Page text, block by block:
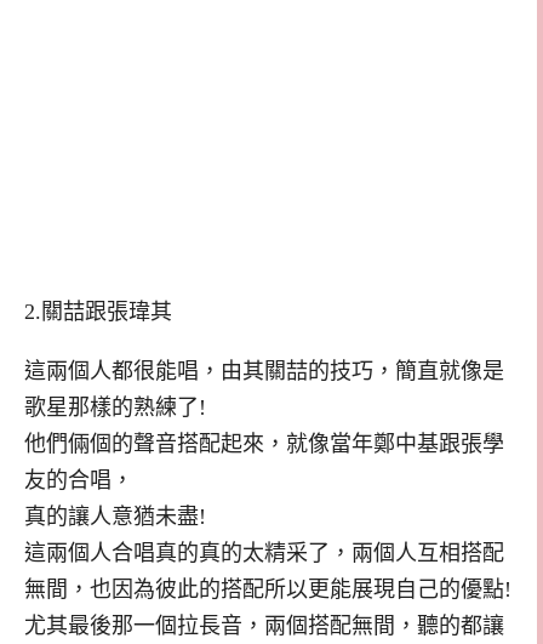
2.關喆跟張瑋其
這兩個人都很能唱，由其關喆的技巧，簡直就像是
歌星那樣的熟練了!
他們倆個的聲音搭配起來，就像當年鄭中基跟張學
友的合唱，
真的讓人意猶未盡!
這兩個人合唱真的真的太精采了，兩個人互相搭配
無間，也因為彼此的搭配所以更能展現自己的優點!
尤其最後那一個拉長音，兩個搭配無間，聽的都讓